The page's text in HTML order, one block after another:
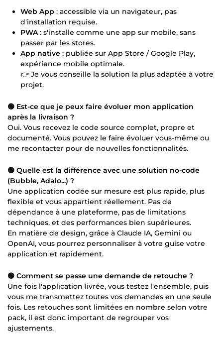
Web App : accessible via un navigateur, pas
d'installation requise.
PWA: s'installe comme une app sur mobile, sans
passer par les stores.
App native : publiée sur App Store / Google Play,
expérience mobile optimale.
👉 Je vous conseille la solution la plus adaptée à votre
projet.
🟢 Est-ce que je peux faire évoluer mon application
après la livraison ?
Oui. Vous recevez le code source complet, propre et
documenté. Vous pouvez le faire évoluer vous-même ou
me recontacter pour de nouvelles fonctionnalités.
🟢 Quelle est la différence avec une solution no-code
(Bubble, Adalo...) ?
Une application codée sur mesure est plus rapide, plus
flexible et vous appartient réellement. Pas de
dépendance à une plateforme, pas de limitations
techniques, et des performances bien supérieures.
En matière de design, grâce à Claude IA, Gemini ou
OpenAI, vous pourrez personnaliser à votre guise votre
application et rapidement.
🟢 Comment se passe une demande de retouche ?
Une fois l'application livrée, vous testez l'ensemble, puis
vous me transmettez toutes vos demandes en une seule
fois. Les retouches sont limitées en nombre selon votre
pack, il est donc important de regrouper vos
ajustements.